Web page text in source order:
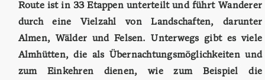
Route ist in 33 Etappen unterteilt und führt Wanderer
durch eine Vielzahl von Landschaften, darunter
Almen, Wälder und Felsen. Unterwegs gibt es viele
Almhütten, die als Übernachtungsmöglichkeiten und
zum Einkehren dienen, wie zum Beispiel die